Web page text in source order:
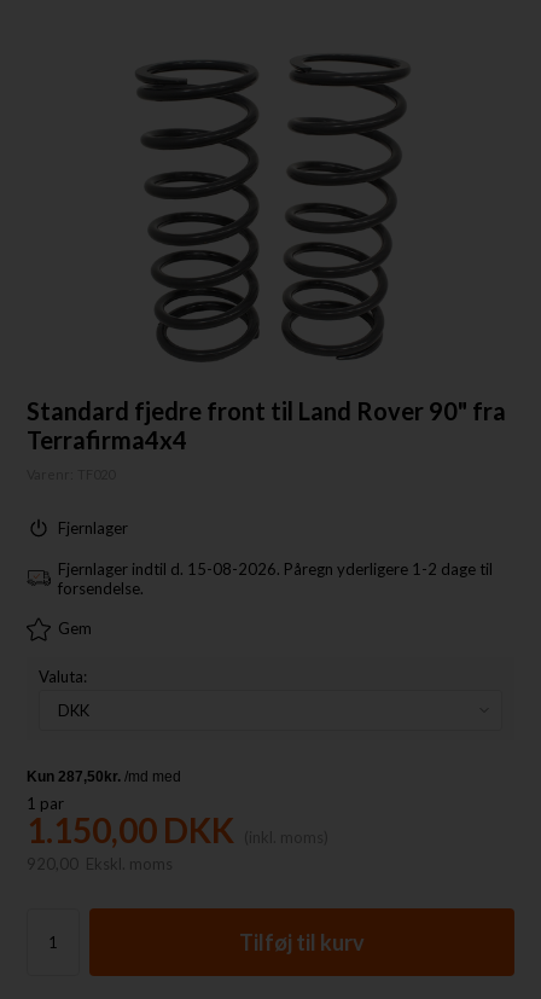
Standard fjedre front til Land Rover 90" fra
Terrafirma4x4
Fjernlager
Fjernlager indtil d. 15-08-2026. Påregn yderligere 1-2 dage til
forsendelse.
Gem
Valuta:
1 par
1.150,00 DKK
920,00
Ekskl. moms